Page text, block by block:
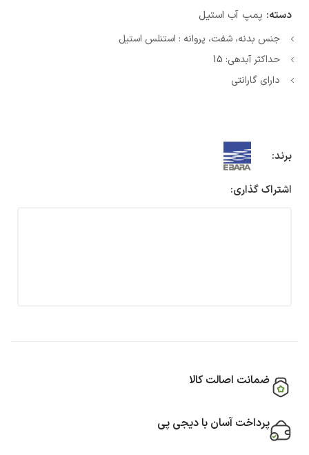
دسته: پمپ آب استیل
جنس بدنه، شفت، پروانه : استنلس استیل
حداکثر آبدهی: 15
دارای گارانتی
برند:
اشتراک گذاری:
ضمانت اصالت کالا
پرداخت آسان با دیجی پی